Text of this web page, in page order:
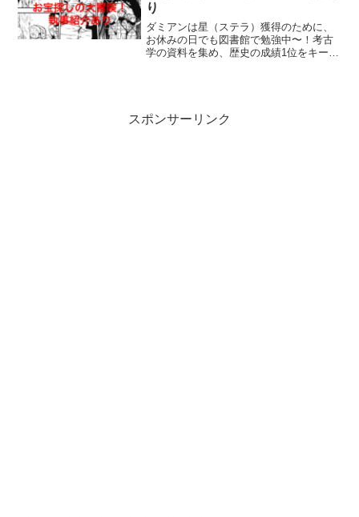
り
ダミアンは星（ステラ）獲得のために、
お休みの日でも図書館で勉強中〜！考古
学の資料を集め、歴史の成績1位をキープ
スポンサーリンク